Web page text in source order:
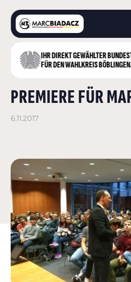
IHR DIREKT GEWÄHLTER
FÜR DEN WAHLKREIS
LANDKREIS
DEUTSCHER
PREMIERE FÜR
6.11.2017